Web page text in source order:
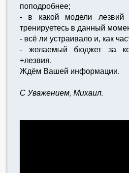
поподробнее;
- в какой модели лезвий
тренируетесь в данный
- всё ли устраивало и, как
- желаемый бюджет за
+лезвия.
Ждём Вашей информации.
С Уважением, Михаил.